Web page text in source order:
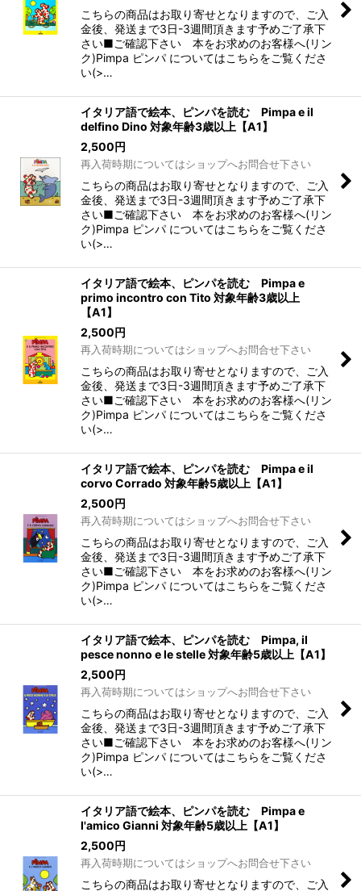
こちらの商品はお取り寄せとなりますので、ご入
金後、発送まで3日-3週間頂きます予めご了承下
さい■ご確認下さい 本をお求めのお客様へ(リン
ク)Pimpa ピンパ についてはこちらをご覧くださ
い(>…
イタリア語で絵本、ピンパを読む Pimpa e il
delfino Dino 対象年齢3歳以上【A1】
2,500円
再入荷時期についてはショップへお問合せ下さい
こちらの商品はお取り寄せとなりますので、ご入
金後、発送まで3日-3週間頂きます予めご了承下
さい■ご確認下さい 本をお求めのお客様へ(リン
ク)Pimpa ピンパ についてはこちらをご覧くださ
い(>…
イタリア語で絵本、ピンパを読む Pimpa e
primo incontro con Tito 対象年齢3歳以上
【A1】
2,500円
再入荷時期についてはショップへお問合せ下さい
こちらの商品はお取り寄せとなりますので、ご入
金後、発送まで3日-3週間頂きます予めご了承下
さい■ご確認下さい 本をお求めのお客様へ(リン
ク)Pimpa ピンパ についてはこちらをご覧くださ
い(>…
イタリア語で絵本、ピンパを読む Pimpa e il
corvo Corrado 対象年齢5歳以上【A1】
2,500円
再入荷時期についてはショップへお問合せ下さい
こちらの商品はお取り寄せとなりますので、ご入
金後、発送まで3日-3週間頂きます予めご了承下
さい■ご確認下さい 本をお求めのお客様へ(リン
ク)Pimpa ピンパ についてはこちらをご覧くださ
い(>…
イタリア語で絵本、ピンパを読む Pimpa, il
pesce nonno e le stelle 対象年齢5歳以上【A1】
2,500円
再入荷時期についてはショップへお問合せ下さい
こちらの商品はお取り寄せとなりますので、ご入
金後、発送まで3日-3週間頂きます予めご了承下
さい■ご確認下さい 本をお求めのお客様へ(リン
ク)Pimpa ピンパ についてはこちらをご覧くださ
い(>…
イタリア語で絵本、ピンパを読む Pimpa e
l'amico Gianni 対象年齢5歳以上【A1】
2,500円
再入荷時期についてはショップへお問合せ下さい
こちらの商品はお取り寄せとなりますので、ご入